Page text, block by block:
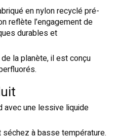
en nylon recyclé pré-
reflète l’engagement de
durables et
la planète, il est conçu
avec une lessive liquide
à basse température.